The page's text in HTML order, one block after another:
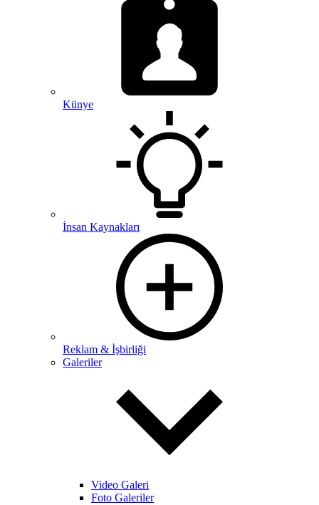
Künye
İnsan Kaynakları
Reklam & İşbirliği
Galeriler
Video Galeri
Foto Galeriler